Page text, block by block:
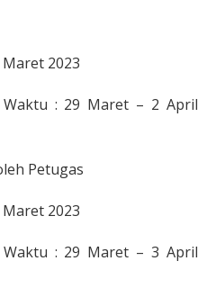
Maret 2023
Waktu : 29 Maret – 2 April
Petugas
Maret 2023
Waktu : 29 Maret – 3 April